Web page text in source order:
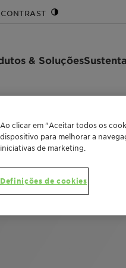
CONTRAST
& Soluções
Ao clicar em "Aceitar todos os
dispositivo para melhorar a
iniciativas de marketing.
Definições de cookies